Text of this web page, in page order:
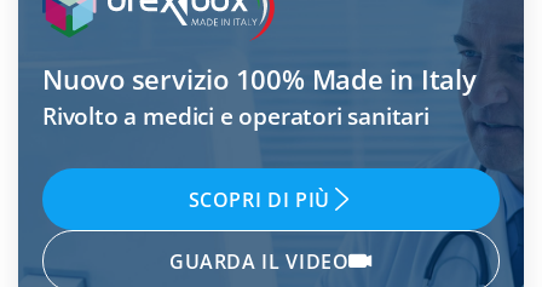
Nuovo servizio 100% Made in Italy
Rivolto a medici e operatori sanitari
SCOPRI DI PIÙ
GUARDA IL VIDEO